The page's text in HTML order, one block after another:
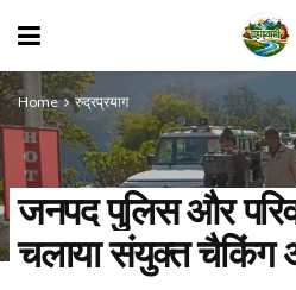
Home रुद्रप्रयाग
जनपद पुलिस और
चलाया संयुक्त चैकिंग